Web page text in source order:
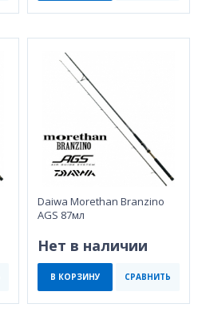
Daiwa Morethan Branzino
AGS 87мл
Нет в наличии
В КОРЗИНУ СРАВНИТЬ